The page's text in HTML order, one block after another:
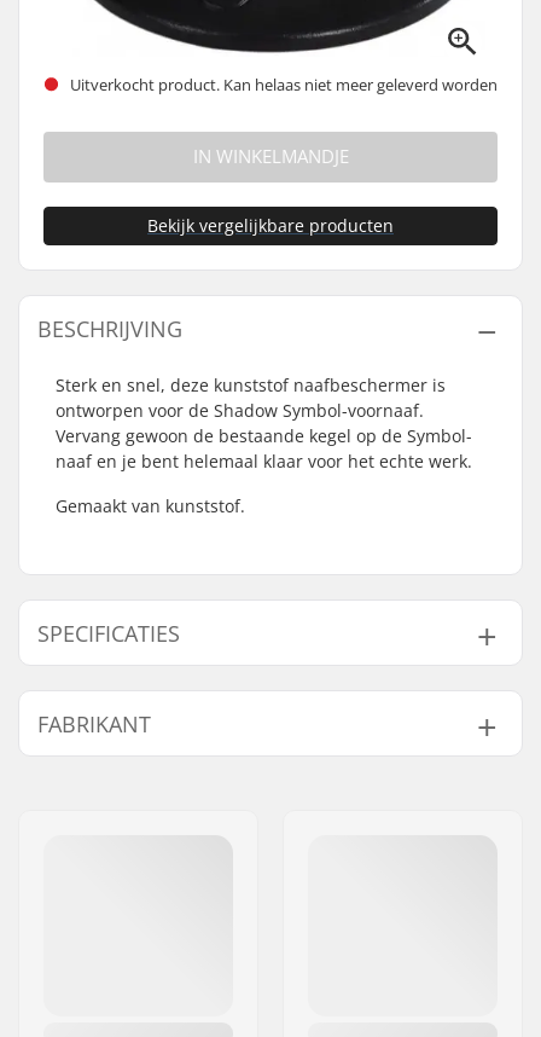
Uitverkocht product. Kan helaas niet meer geleverd worden
IN WINKELMANDJE
Bekijk vergelijkbare producten
BESCHRIJVING
Sterk en snel, deze kunststof naafbeschermer is
ontworpen voor de Shadow Symbol-voornaaf.
Vervang gewoon de bestaande kegel op de Symbol-
naaf en je bent helemaal klaar voor het echte werk.
Gemaakt van kunststof.
SPECIFICATIES
As diameter:
10mm
Driver side:
Gewicht:
39g
FABRIKANT